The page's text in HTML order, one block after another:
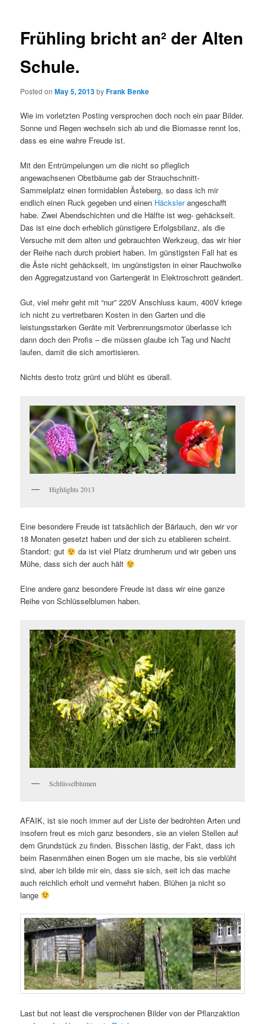
Frühling bricht an² der Alten
Schule.
Posted onMay 5, 2013byFrank Benke
Wie im vorletzten Posting versprochen doch noch ein paar Bilder.
Sonne und Regen wechseln sich ab und die Biomasse rennt los,
dass es eine wahre Freude ist.
Mit den Entrümpelungen um die nicht so pfleglich
angewachsenen Obstbäume gab der Strauchschnitt-
Sammelplatz einen formidablen Ästeberg, so dass ich mir
endlich einen Ruck gegeben und einen Häckslerangeschafft
habe. Zwei Abendschichten und die Hälfte ist weg- gehäckselt.
Das ist eine doch erheblich günstigere Erfolgsbilanz, als die
Versuche mit dem alten und gebrauchten Werkzeug, das wir hier
der Reihe nach durch probiert haben. Im günstigsten Fall hat es
die Äste nicht gehäckselt, im ungünstigsten in einer Rauchwolke
den Aggregatzustand von Gartengerät in Elektroschrott geändert.
Gut, viel mehr geht mit “nur” 220V Anschluss kaum, 400V kriege
ich nicht zu vertretbaren Kosten in den Garten und die
leistungsstarken Geräte mit Verbrennungsmotor überlasse ich
dann doch den Profis – die müssen glaube ich Tag und Nacht
laufen, damit die sich amortisieren.
Nichts desto trotz grünt und blüht es überall.
Highlights 2013
Eine besondere Freude ist tatsächlich der Bärlauch, den wir vor
18 Monaten gesetzt haben und der sich zu etablieren scheint.
Standort: gut
da ist viel Platz drumherum und wir geben uns
Mühe, dass sich der auch hält
Eine andere ganz besondere Freude ist dass wir eine ganze
Reihe von Schlüsselblumen haben.
Schlüsselblumen
AFAIK, ist sie noch immer auf der Liste der bedrohten Arten und
insofern freut es mich ganz besonders, sie an vielen Stellen auf
dem Grundstück zu finden. Bisschen lästig, der Fakt, dass ich
beim Rasenmähen einen Bogen um sie mache, bis sie verblüht
sind, aber ich bilde mir ein, dass sie sich, seit ich das mache
auch reichlich erholt und vermehrt haben. Blühen ja nicht so
lange
Last but not least die versprochenen Bilder von der Pflanzaktion